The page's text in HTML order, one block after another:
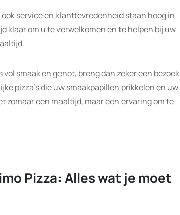
service en klanttevredenheid staan hoog in
klaar om u te verwelkomen en te helpen bij uw
smaak en genot, breng dan zeker een bezoek
pizza’s die uw smaakpapillen prikkelen en uw
zomaar een maaltijd, maar een ervaring om te
Pizza: Alles wat je moet